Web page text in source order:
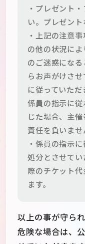
・プレゼント
い。プレゼン
・上記の注意
の他の状況に
のご迷惑にな
らお声がけさ
に従っていただ
係員の指示に
じた場合、主
責任を負いませ
・係員の指示
処分とさせて
際のチケット
ます。
以上の事が守ら
危険な場合は、